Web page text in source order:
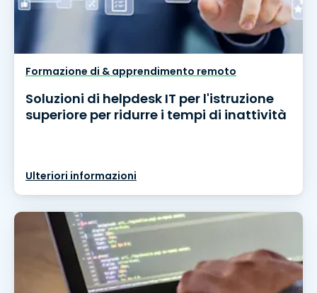
Formazione di & apprendimento remoto
Soluzioni di helpdesk IT per l'istruzione
superiore per ridurre i tempi di inattività
Ulteriori informazioni